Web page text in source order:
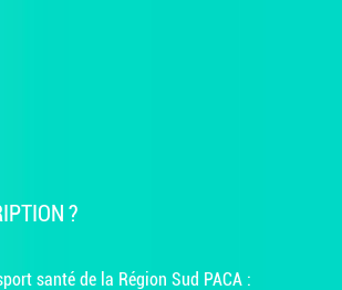
?
santé de la Région Sud PACA :